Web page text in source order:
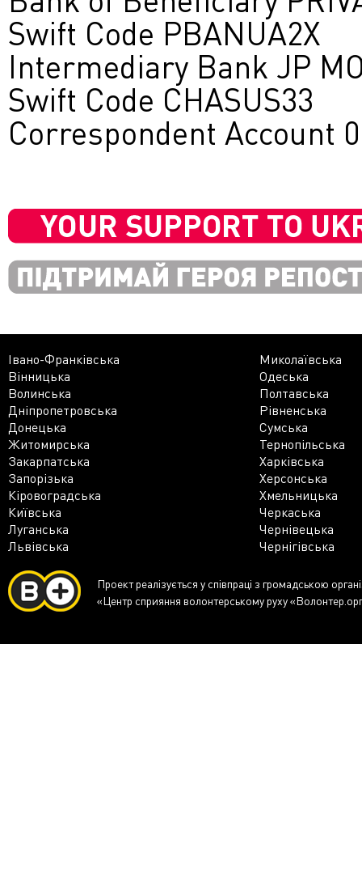
Swift Code PBANUA2X
Intermediary Bank JP
Swift Code CHASUS33
Correspondent Account
Івано-Франківська
Миколаївська
Вінницька
Одеська
Волинська
Полтавська
Дніпропетровська
Рівненська
Донецька
Сумська
Житомирська
Тернопільська
Закарпатська
Харківська
Запорізька
Херсонська
Кіровоградська
Хмельницька
Київська
Черкаська
Луганська
Чернівецька
Львівська
Чернігівська
Проект реалізується у співпраці з громадською
«Центр сприяння волонтерському руху